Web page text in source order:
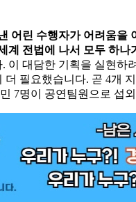
어린 수행자가 어려움을
계 전법에 나서 모두 하나
이 대담한 기획을 실현하
더 필요했습니다. 곧 4개
7명이 공연팀원으로 섭